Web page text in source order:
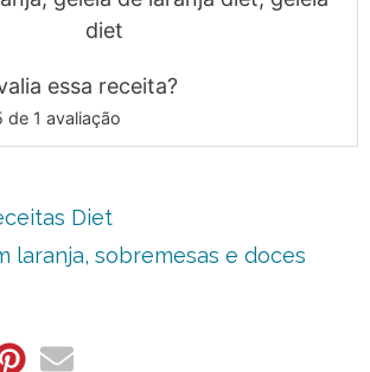
diet
essa receita?
de 1 avaliação
Diet
laranja, sobremesas e doces
ShareShare